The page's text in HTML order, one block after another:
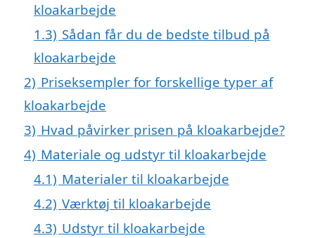
kloakarbejde
1.3) Sådan får du de bedste tilbud på
kloakarbejde
2) Priseksempler for forskellige typer af
kloakarbejde
3) Hvad påvirker prisen på kloakarbejde?
4) Materiale og udstyr til kloakarbejde
4.1) Materialer til kloakarbejde
4.2) Værktøj til kloakarbejde
4.3) Udstyr til kloakarbejde